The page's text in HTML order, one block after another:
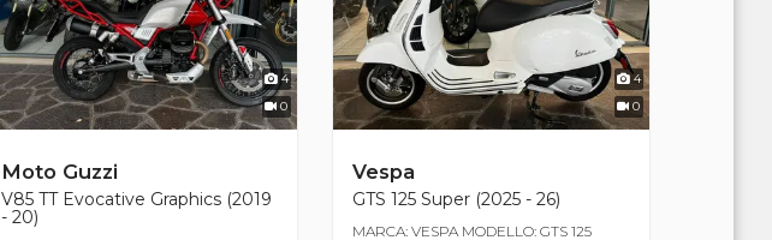
4
0
Moto Guzzi
V85 TT Evocative Graphics (2019
- 20)
4
0
Vespa
GTS 125 Super (2025 - 26)
MARCA: VESPA MODELLO: GTS 125